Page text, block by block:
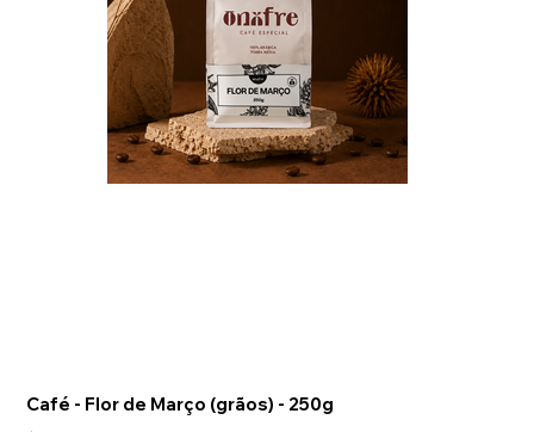
Café - Flor de Março (grãos) - 250g